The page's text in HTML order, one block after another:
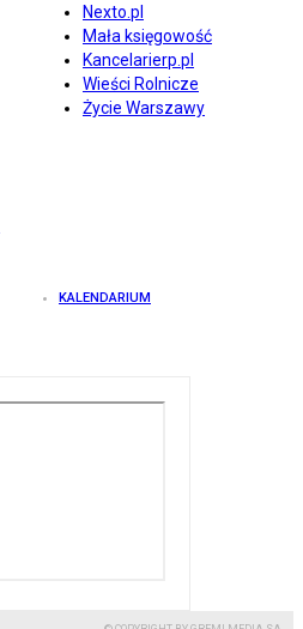
Nexto.pl
Mała księgowość
Kancelarierp.pl
Wieści Rolnicze
Życie Warszawy
KALENDARIUM